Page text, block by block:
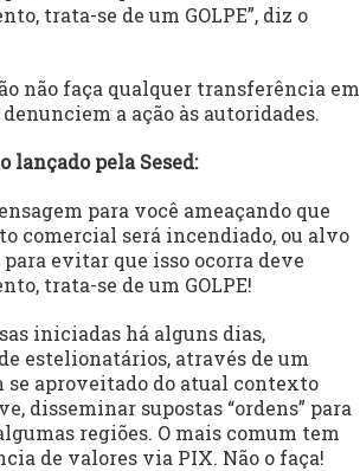
trata-se de um GOLPE”, diz o
não faça qualquer transferência em
a ação às autoridades.
lançado pela Sesed:
para você ameaçando que
comercial será incendiado, ou alvo
evitar que isso ocorra deve
trata-se de um GOLPE!
iniciadas há alguns dias,
estelionatários, através de um
se aproveitado do atual contexto
disseminar supostas “ordens” para
regiões. O mais comum tem
de valores via PIX. Não o faça!